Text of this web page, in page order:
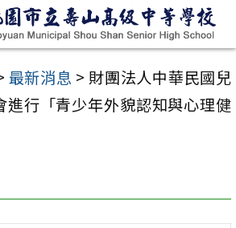
最新消息 > 財團法人中華民國兒
進行「青少年外貌認知與心理健